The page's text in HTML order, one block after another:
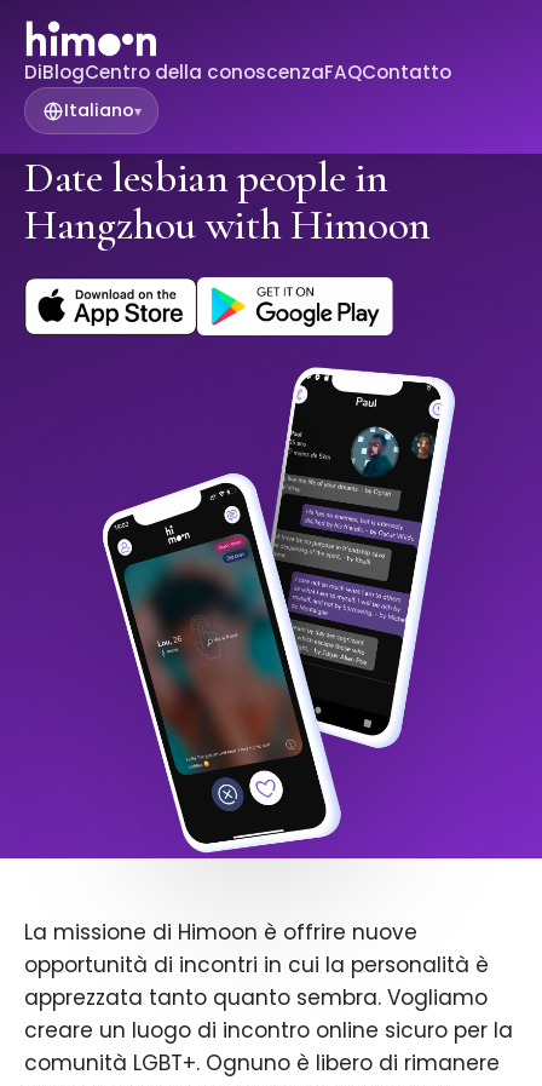
DiBlogCentro della conoscenzaFAQContatto
Italiano▾
Date lesbian people in
Hangzhou with Himoon
La missione di Himoon è offrire nuove
opportunità di incontri in cui la personalità è
apprezzata tanto quanto sembra. Vogliamo
creare un luogo di incontro online sicuro per la
comunità LGBT+. Ognuno è libero di rimanere